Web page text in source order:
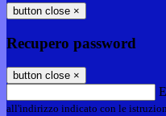
button close ×
Recupero password
button close ×
all'indirizzo indicato con le